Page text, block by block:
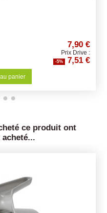
Pondeuse
ce produit ont